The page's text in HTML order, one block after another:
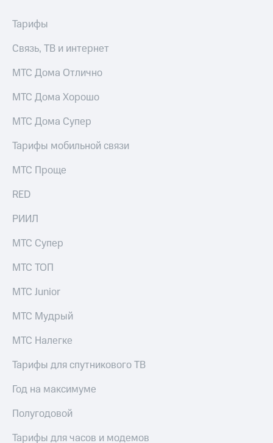
капитал
и
Рынок
Описание
Программа
Порядок
выкупа
Описание
Уведомление
погашении
облигаций
Реквизиты
Контакты
развитие
На главную
Тарифы
Связь, ТВ и интернет
МТС Дома Отлично
МТС Дома Хорошо
МТС Дома Супер
Тарифы мобильной связи
МТС Проще
RED
РИИЛ
МТС Супер
МТС ТОП
МТС Junior
МТС Мудрый
МТС Налегке
Тарифы для спутникового ТВ
Год на максимуме
Полугодовой
Тарифы для часов и модемов